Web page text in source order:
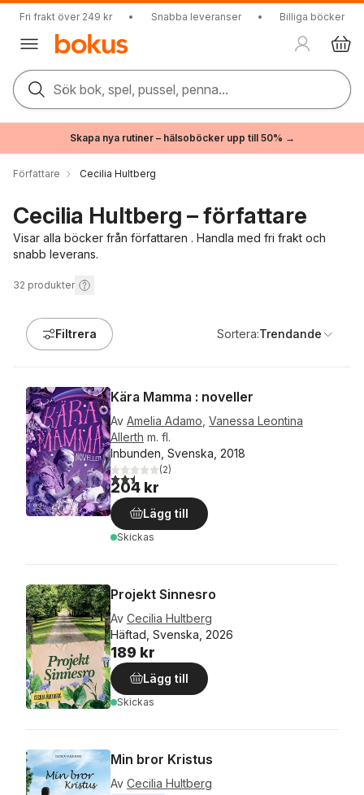
Fri frakt över 249 kr • Snabba leveranser • Billiga böcker
Sök bok, spel, pussel, penna...
Skapa nya rutiner – hälsoböcker upp till 50% →
Författare Cecilia Hultberg
Cecilia Hultberg – författare
Visar alla böcker från författaren . Handla med fri frakt och
snabb leverans.
32 produkter
Filtrera Sortera:Trendande
Kära Mamma : noveller
Av Amelia Adamo Vanessa Leontina
Allerth m. fl.
Inbunden, Svenska, 2018
2,5utav 5 stjärnor. Totalt antal röster:
(2)
204 kr
Lägg till
Skickas
Projekt Sinnesro
Av Cecilia Hultberg
Häftad, Svenska, 2026
189 kr
Lägg till
Skickas
Min bror Kristus
Av Cecilia Hultberg